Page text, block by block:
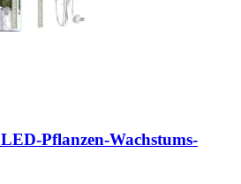
LED-​Pflanzen-​Wachstums-​